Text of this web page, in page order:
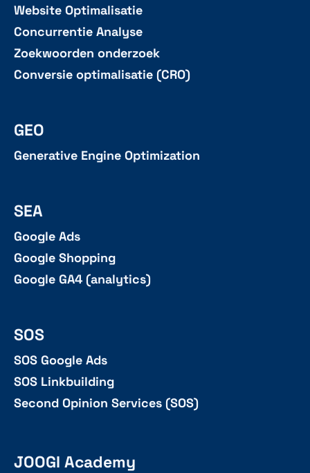
Website Optimalisatie
Concurrentie Analyse
Zoekwoorden onderzoek
Conversie optimalisatie (CRO)
GEO
Generative Engine Optimization
SEA
Google Ads
Google Shopping
Google GA4 (analytics)
SOS
SOS Google Ads
SOS Linkbuilding
Second Opinion Services (SOS)
JOOGI Academy